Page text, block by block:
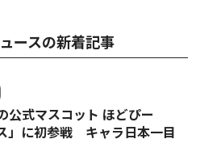
ースの新着記事
公式マスコット ほどぴー
」に初参戦 キャラ日本一目